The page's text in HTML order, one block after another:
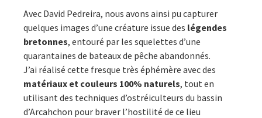
Avec David Pedreira, nous avons ainsi pu capturer
quelques images d’une créature issue des légendes
bretonnes, entouré par les squelettes d’une
quarantaines de bateaux de pêche abandonnés.
J’ai réalisé cette fresque très éphémère avec des
matériaux et couleurs 100% naturels, tout en
utilisant des techniques d’ostréiculteurs du bassin
d’Arcahchon pour braver l’hostilité de ce lieu